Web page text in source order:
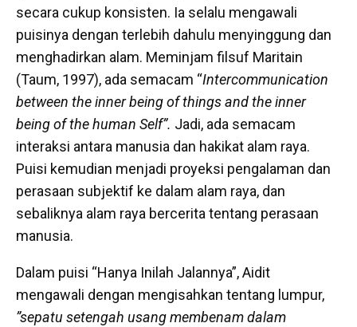
secara cukup konsisten. Ia selalu mengawali
puisinya dengan terlebih dahulu menyinggung dan
menghadirkan alam. Meminjam filsuf Maritain
(Taum, 1997), ada semacam “Intercommunication
between the inner being of things and the inner
being of the human Self”. Jadi, ada semacam
interaksi antara manusia dan hakikat alam raya.
Puisi kemudian menjadi proyeksi pengalaman dan
perasaan subjektif ke dalam alam raya, dan
sebaliknya alam raya bercerita tentang perasaan
manusia.
Dalam puisi “Hanya Inilah Jalannya”, Aidit
mengawali dengan mengisahkan tentang lumpur,
”sepatu setengah usang membenam dalam